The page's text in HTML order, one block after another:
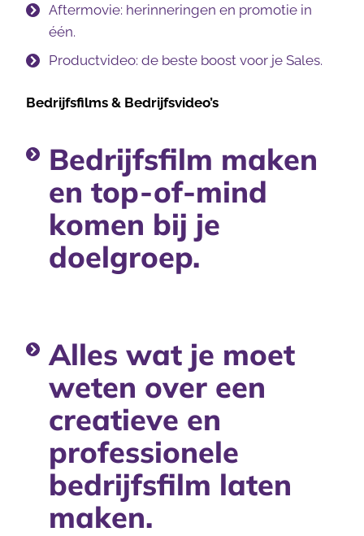
Aftermovie: herinneringen en promotie in
één.
Productvideo: de beste boost voor je Sales.
Bedrijfsfilms & Bedrijfsvideo’s
Bedrijfsfilm maken
en top-of-mind
komen bij je
doelgroep.
Alles wat je moet
weten over een
creatieve en
professionele
bedrijfsfilm laten
maken.